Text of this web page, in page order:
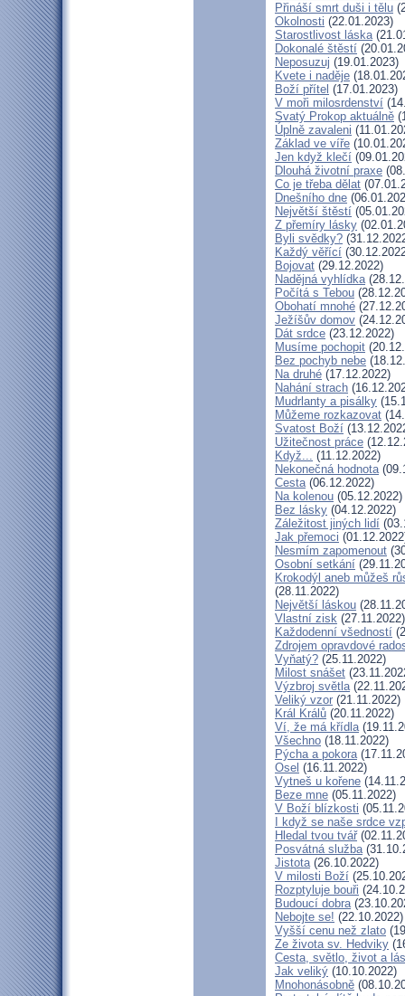
Přináší smrt duši i tělu
Okolnosti (22.01.2023)
Starostlivost láska
Dokonalé štěstí
Neposuzuj (19.01.2023)
Kvete i naděje
Boží přítel (17.01.2023)
V moři milosrdenství
Svatý Prokop aktuálně
Úplně zavaleni
Základ ve víře
Jen když klečí
Dlouhá životní praxe
Co je třeba dělat
Dnešního dne
Největší štěstí
Z přemíry lásky
Byli svědky?
Každý věřící
Bojovat (29.12.2022)
Nadějná vyhlídka
Počítá s Tebou
Obohatí mnohé
Ježíšův domov
Dát srdce (23.12.2022)
Musíme pochopit
Bez pochyb nebe
Na druhé (17.12.2022)
Nahání strach
Mudrlanty a pisálky
Můžeme rozkazovat
Svatost Boží
Užitečnost práce
Když... (11.12.2022)
Nekonečná hodnota
Cesta(06.12.2022)
Na kolenou (05.12.2022)
Bez lásky (04.12.2022)
Záležitost jiných lidí
Jak přemoci
Nesmím zapomenout
Osobní setkání
Krokodýl aneb můžeš
(28.11.2022)
Největší láskou
Vlastní zisk (27.11.2022)
Každodenní všedností
Zdrojem opravdové
Vyňatý? (25.11.2022)
Milost snášet
Výzbroj světla
Veliký vzor (21.11.2022)
Král Králů (20.11.2022)
Ví, že má křídla
Všechno (18.11.2022)
Pýcha a pokora
Osel (16.11.2022)
Vytneš u kořene
Beze mne (05.11.2022)
V Boží blízkosti
I když se naše srdce
Hledal tvou tvář
Posvátná služba
Jistota(26.10.2022)
V milosti Boží
Rozptyluje bouři
Budoucí dobra
Nebojte se! (22.10.2022)
Vyšší cenu než zlato
Ze života sv. Hedviky
Cesta, světlo, život a
Jak veliký (10.10.2022)
Mnohonásobně